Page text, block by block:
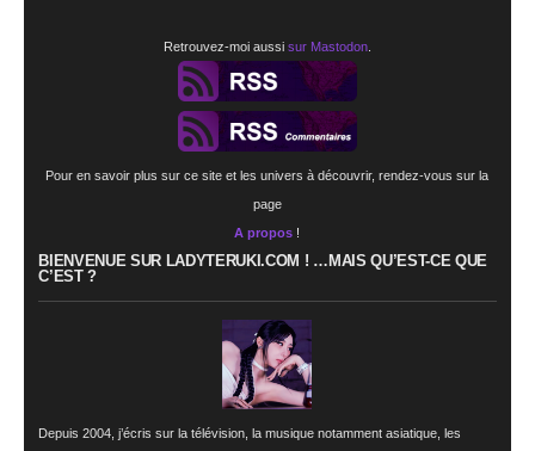
Retrouvez-moi aussi sur Mastodon.
Pour en savoir plus sur ce site et les univers à découvrir, rendez-vous sur la
page
A propos !
BIENVENUE SUR LADYTERUKI.COM ! …MAIS QU’EST-CE QUE
C’EST ?
Depuis 2004, j’écris sur la télévision, la musique notamment asiatique, les